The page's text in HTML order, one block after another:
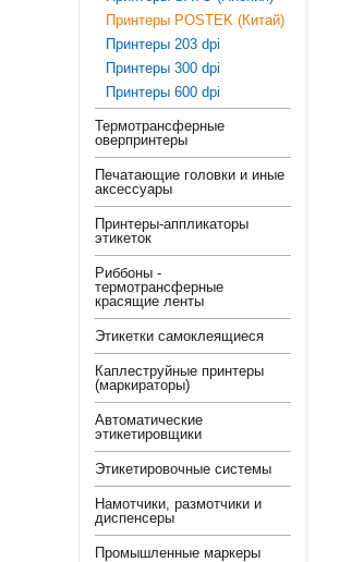
Принтеры POSTEK (Китай)
Принтеры 203 dpi
Принтеры 300 dpi
Принтеры 600 dpi
Термотрансферные
оверпринтеры
Печатающие головки и иные
аксессуары
Принтеры-аппликаторы
этикеток
Риббоны -
термотрансферные
красящие ленты
Этикетки самоклеящиеся
Каплеструйные принтеры
(маркираторы)
Автоматические
этикетировщики
Этикетировочные системы
Намотчики, размотчики и
диспенсеры
Промышленные маркеры